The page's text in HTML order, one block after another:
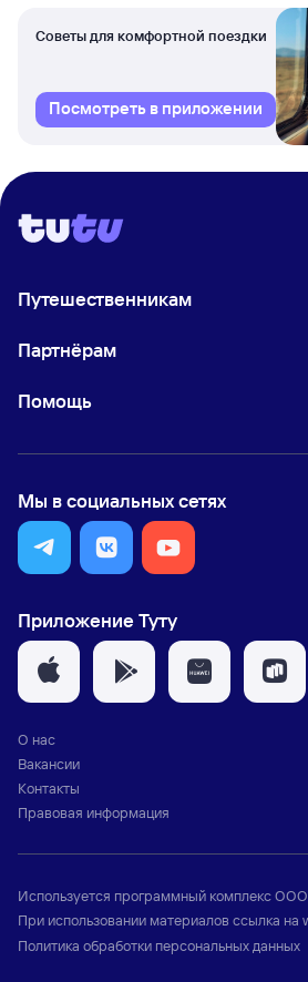
Советы для комфортной поездки
Посмотреть в приложении
Путешественникам
Партнёрам
Помощь
Мы в социальных сетях
Приложение Туту
О нас
Вакансии
Контакты
Правовая информация
Используется программный комплексООО
При использовании материалов ссылка на
Политика обработки персональных данных